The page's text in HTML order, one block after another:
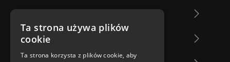
Zakupy u nas
Ta strona używa plików
cookie
Ta strona korzysta z plików cookie, aby